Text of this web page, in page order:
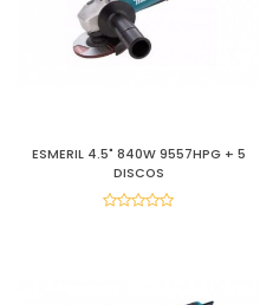
ESMERIL 4.5" 840W 9557HPG + 5
DISCOS